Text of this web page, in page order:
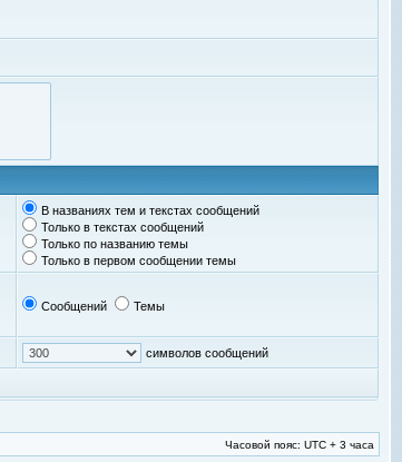
В названиях тем и текстах сообщений
Только в текстах сообщений
Только по названию темы
Только в первом сообщении темы
Сообщений Темы
символов сообщений
Часовой пояс: UTC + 3 часа